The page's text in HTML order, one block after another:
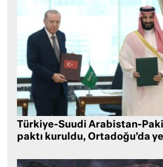
Türkiye-Suudi Arabistan-
paktı kuruldu, Ortadoğu’da